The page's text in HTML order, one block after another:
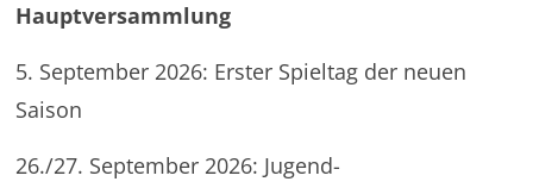
Hauptversammlung
5. September 2026: Erster Spieltag der neuen
Saison
26./27. September 2026: Jugend-